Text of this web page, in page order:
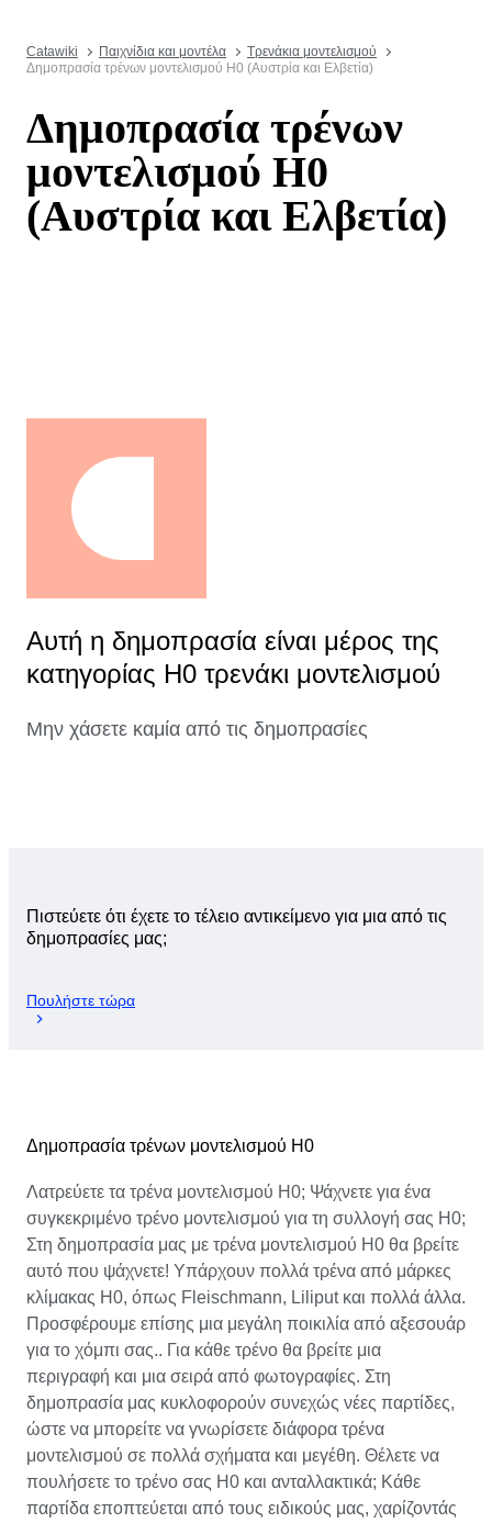
Catawiki Παιχνίδια και μοντέλα
Τρενάκια μοντελισμού
Δημοπρασία τρένων μοντελισμού H0 (Αυστρία και Ελβετία)
Δημοπρασία τρένων
μοντελισμού H0
(Αυστρία και Ελβετία)
Αυτή η δημοπρασία είναι μέρος της
κατηγορίας H0 τρενάκι μοντελισμού
Μην χάσετε καμία από τις δημοπρασίες
Πιστεύετε ότι έχετε το τέλειο αντικείμενο για μια από τις
δημοπρασίες μας;
Πουλήστε τώρα
Δημοπρασία τρένων μοντελισμού H0
Λατρεύετε τα τρένα μοντελισμού H0; Ψάχνετε για ένα
συγκεκριμένο τρένο μοντελισμού για τη συλλογή σας H0;
Στη δημοπρασία μας με τρένα μοντελισμού H0 θα βρείτε
αυτό που ψάχνετε! Υπάρχουν πολλά τρένα από μάρκες
κλίμακας H0, όπως Fleischmann, Liliput και πολλά άλλα.
Προσφέρουμε επίσης μια μεγάλη ποικιλία από αξεσουάρ
για το χόμπι σας.. Για κάθε τρένο θα βρείτε μια
περιγραφή και μια σειρά από φωτογραφίες. Στη
δημοπρασία μας κυκλοφορούν συνεχώς νέες παρτίδες,
ώστε να μπορείτε να γνωρίσετε διάφορα τρένα
μοντελισμού σε πολλά σχήματα και μεγέθη. Θέλετε να
πουλήσετε το τρένο σας H0 και ανταλλακτικά; Κάθε
παρτίδα εποπτεύεται από τους ειδικούς μας, χαρίζοντάς